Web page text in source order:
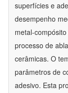
superfícies e
desempenho
metal-
processo de
cerâmicas. O
parâmetros de
adesivo. Esta